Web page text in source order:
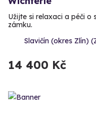
Užijte si relaxaci a péči o
zámku.
Slavičín (okres Zlín)
14 400 Kč